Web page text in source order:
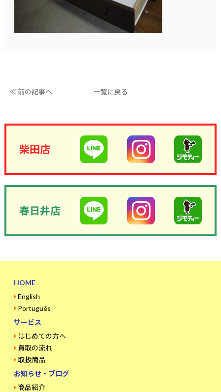
≪ 前の記事へ 一覧に戻る
柴田店
春日井店
HOME
English
Português
サービス
はじめての方へ
買取の流れ
取扱商品
お知らせ・ブログ
商品紹介